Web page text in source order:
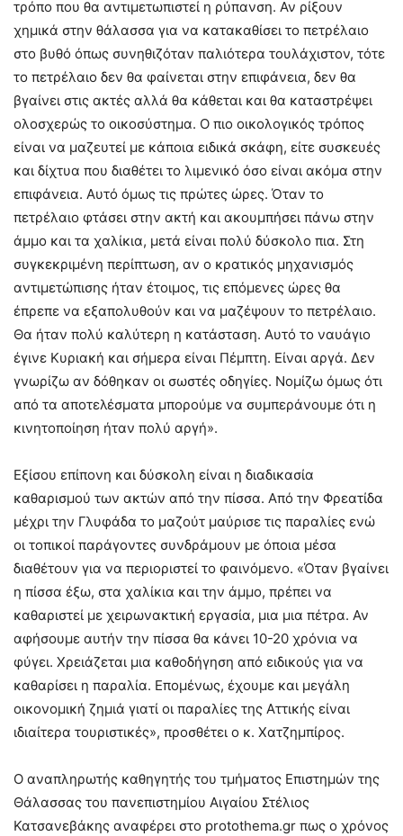
τρόπο που θα αντιμετωπιστεί η ρύπανση. Αν ρίξουν
χημικά στην θάλασσα για να κατακαθίσει το πετρέλαιο
στο βυθό όπως συνηθιζόταν παλιότερα τουλάχιστον, τότε
το πετρέλαιο δεν θα φαίνεται στην επιφάνεια, δεν θα
βγαίνει στις ακτές αλλά θα κάθεται και θα καταστρέψει
ολοσχερώς το οικοσύστημα. Ο πιο οικολογικός τρόπος
είναι να μαζευτεί με κάποια ειδικά σκάφη, είτε συσκευές
και δίχτυα που διαθέτει το λιμενικό όσο είναι ακόμα στην
επιφάνεια. Αυτό όμως τις πρώτες ώρες. Όταν το
πετρέλαιο φτάσει στην ακτή και ακουμπήσει πάνω στην
άμμο και τα χαλίκια, μετά είναι πολύ δύσκολο πια. Στη
συγκεκριμένη περίπτωση, αν ο κρατικός μηχανισμός
αντιμετώπισης ήταν έτοιμος, τις επόμενες ώρες θα
έπρεπε να εξαπολυθούν και να μαζέψουν το πετρέλαιο.
Θα ήταν πολύ καλύτερη η κατάσταση. Αυτό το ναυάγιο
έγινε Κυριακή και σήμερα είναι Πέμπτη. Είναι αργά. Δεν
γνωρίζω αν δόθηκαν οι σωστές οδηγίες. Νομίζω όμως ότι
από τα αποτελέσματα μπορούμε να συμπεράνουμε ότι η
κινητοποίηση ήταν πολύ αργή».
Εξίσου επίπονη και δύσκολη είναι η διαδικασία
καθαρισμού των ακτών από την πίσσα. Από την Φρεατίδα
μέχρι την Γλυφάδα το μαζούτ μαύρισε τις παραλίες ενώ
οι τοπικοί παράγοντες συνδράμουν με όποια μέσα
διαθέτουν για να περιοριστεί το φαινόμενο. «Όταν βγαίνει
η πίσσα έξω, στα χαλίκια και την άμμο, πρέπει να
καθαριστεί με χειρωνακτική εργασία, μια μια πέτρα. Αν
αφήσουμε αυτήν την πίσσα θα κάνει 10-20 χρόνια να
φύγει. Χρειάζεται μια καθοδήγηση από ειδικούς για να
καθαρίσει η παραλία. Επομένως, έχουμε και μεγάλη
οικονομική ζημιά γιατί οι παραλίες της Αττικής είναι
ιδιαίτερα τουριστικές», προσθέτει ο κ. Χατζημπίρος.
Ο αναπληρωτής καθηγητής του τμήματος Επιστημών της
Θάλασσας του πανεπιστημίου Αιγαίου Στέλιος
Κατσανεβάκης αναφέρει στο protothema.gr πως ο χρόνος